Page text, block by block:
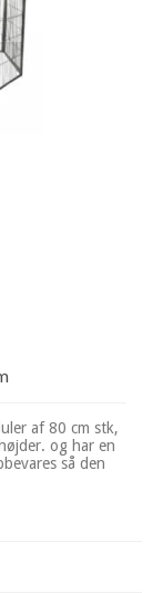
af 80 cm stk,
og har en
så den